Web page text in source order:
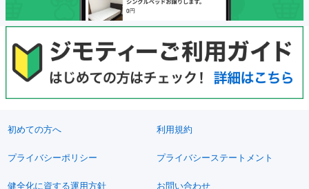
初めての方へ 利用規約
プライバシーポリシー プライバシーステートメント
健全化に資する運用方針 お問い合わせ